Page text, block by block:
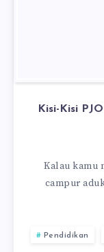
Kisi-Kisi
Kalau kamu
campur
Pendidikan